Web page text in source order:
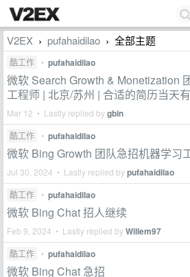
V2EX › pufahaidilao › 全部主题
酷工作 • pufahaidilao
微软 Search Growth & Monetization
工程师 | 北京/苏州 | 合适的简历当天
Mar 12 • Lastly replied bygbin
酷工作 • pufahaidilao
微软 Bing Growth 团队急招机器学习
Jul 30, 2024 • Lastly replied bypufahaidilao
酷工作 • pufahaidilao
微软 Bing Chat 招人继续
Feb 9, 2024 • Lastly replied byWillem97
酷工作 • pufahaidilao
微软 Bing Chat 急招